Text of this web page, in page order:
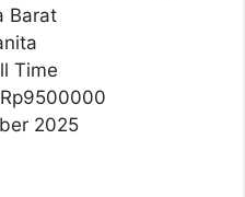
Barat
Time
9500000
2025